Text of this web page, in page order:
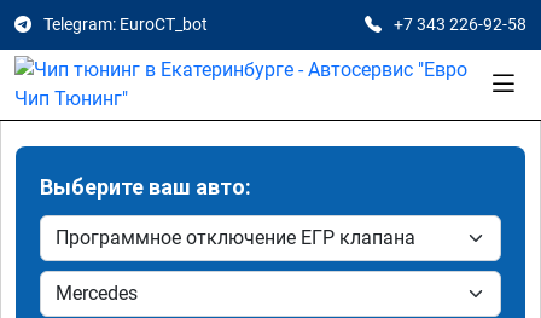
Telegram: EuroCT_bot +7 343 226-92-58
Выберите ваш авто: